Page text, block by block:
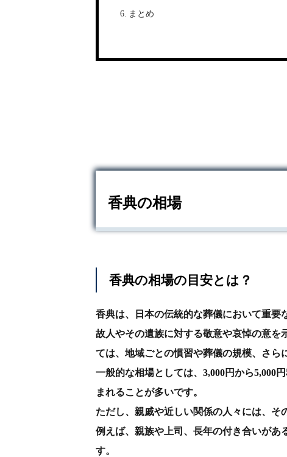
まとめ
香典の相場
香典の相場の目安とは？
香典は、日本の伝統的な葬儀において重要
故人やその遺族に対する敬意や哀悼の意を
ては、地域ごとの慣習や葬儀の規模、さら
一般的な相場としては、3,000円から5,000
まれることが多いです。
ただし、親戚や近しい関係の人々には、そ
例えば、親族や上司、長年の付き合いがあ
す。